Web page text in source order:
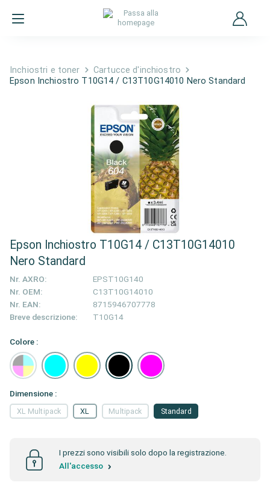
Inchiostri e toner
Cartucce d'inchiostro
Epson Inchiostro T10G14 / C13T10G14010 Nero Standard
Epson Inchiostro T10G14 / C13T10G14010
Nero Standard
Nr. AXRO:
EPST10G140
Nr. OEM:
C13T10G14010
Nr. EAN:
8715946707778
Breve descrizione:
T10G14
Colore :
Dimensione :
Multipack Standard
XL Multipack XL
I prezzi sono visibili solo dopo la registrazione.
All'accesso